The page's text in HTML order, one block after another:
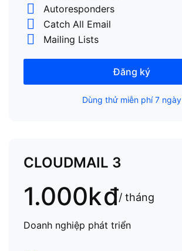
Autoresponders
Catch All Email
Mailing Lists
Đăng ký
Dùng thử miễn phí 7 ngày
CLOUDMAIL 3
1.000kđ/ tháng
Doanh nghiệp phát triển